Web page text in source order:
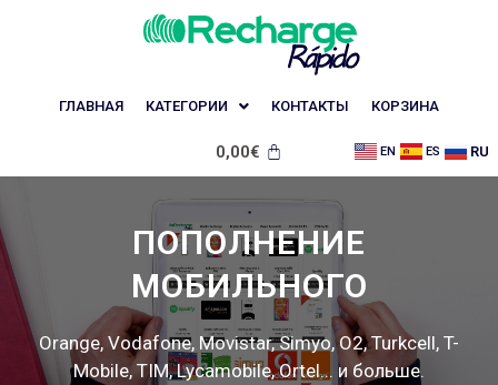
ГЛАВНАЯ КАТЕГОРИИ КОНТАКТЫ КОРЗИНА
0,00€ EN ES RU
ПОПОЛНЕНИЕ
МОБИЛЬНОГО
Orange, Vodafone, Movistar, Simyo, O2, Turkcell, T-
Mobile, TIM, Lycamobile, Ortel... и больше.